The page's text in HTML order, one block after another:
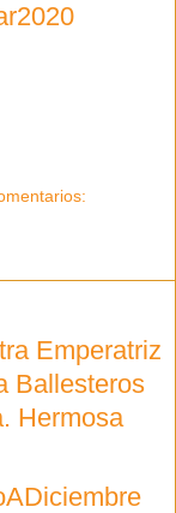
Emperatriz
Ballesteros
Hermosa